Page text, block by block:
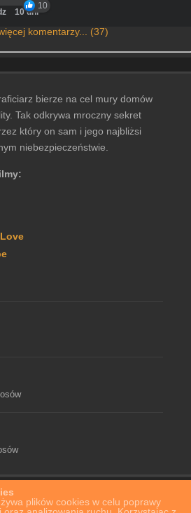
plików cookies w celu poprawy
10
10 dni
komentarzy... (37)
bierze na cel mury domów
Tak odkrywa mroczny sekret
który on sam i jego najbliżsi
niebezpieczeństwie.
Przypadkowy przechodzień